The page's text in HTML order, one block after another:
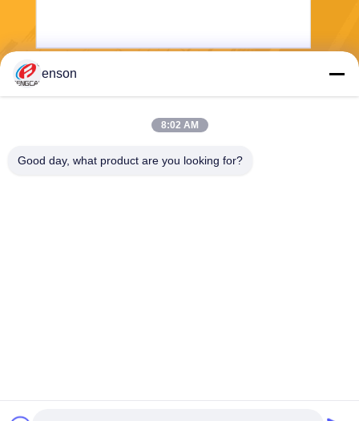
enson
8:02 AM
Good day, what product are you looking for?